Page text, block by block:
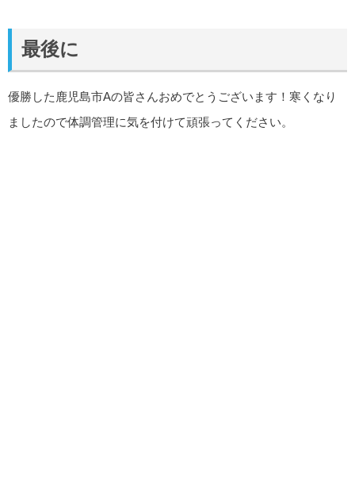
最後に
優勝した鹿児島市Aの皆さんおめでとうございます！寒くなり
ましたので体調管理に気を付けて頑張ってください。